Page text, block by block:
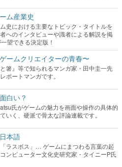
ム産業史
史における主要なトピック・タイトルを
へのインタビューや識者による解説を掲
望できる決定版！
ームクリエイターの青春〜
箸』等で知られるマンガ家・田中圭一先
ポートマンガです。
白い？
氏がゲームの魅力を画面や操作の具体的
いく、硬派で骨太な評論連載です。
本語
「ラスボス」… ゲームにまつわる言葉の起
ンピューター文化史研究家・タイニーP氏